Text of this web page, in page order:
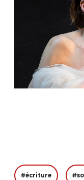
#écriture